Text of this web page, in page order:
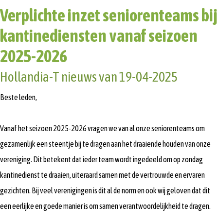
Verplichte inzet seniorenteams bij
kantinediensten vanaf seizoen
2025-2026
Hollandia-T nieuws van 19-04-2025
Beste leden,
Vanaf het seizoen 2025-2026 vragen we van al onze seniorenteams om
gezamenlijk een steentje bij te dragen aan het draaiende houden van onze
vereniging. Dit betekent dat ieder team wordt ingedeeld om op zondag
kantinedienst te draaien, uiteraard samen met de vertrouwde en ervaren
gezichten. Bij veel verenigingen is dit al de norm en ook wij geloven dat dit
een eerlijke en goede manier is om samen verantwoordelijkheid te dragen.